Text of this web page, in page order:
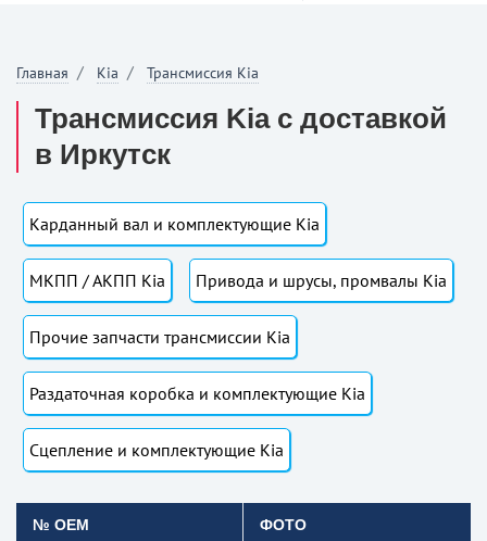
Главная Kia Трансмиссия Kia
Трансмиссия Kia с доставкой
в Иркутск
Карданный вал и комплектующие Kia
МКПП / АКПП Kia Привода и шрусы, промвалы Kia
Прочие запчасти трансмиссии Kia
Раздаточная коробка и комплектующие Kia
Сцепление и комплектующие Kia
№ OEM ФОТО